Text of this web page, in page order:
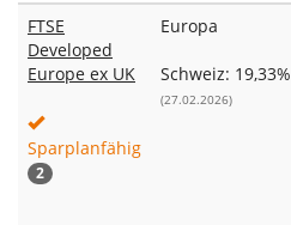
FTSE
Developed
Europe ex UK
Sparplanfähig
2
Europa
Schweiz: 19,33%
(27.02.2026)